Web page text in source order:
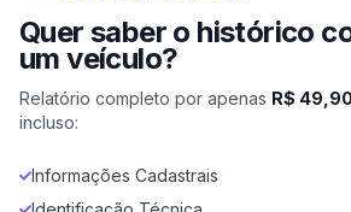
Quer saber o histórico
um veículo?
Relatório completo por apenas R$ 49,90
incluso:
Informações Cadastrais